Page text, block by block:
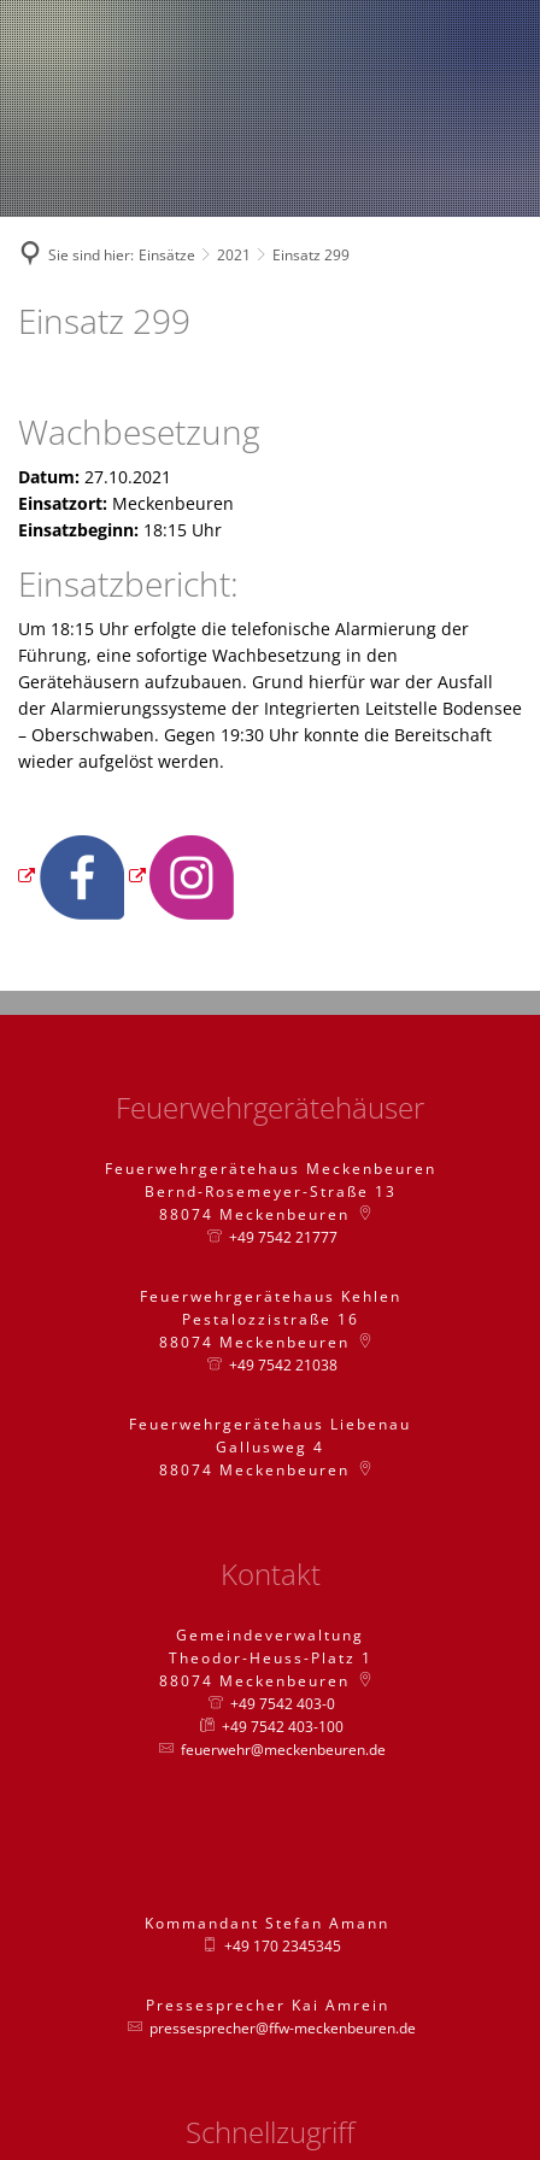
2024
2023
2022
2021
Fachgebiete und
Mannschaft
Jugend
Spielmannszug
Mitglied werden
A
A
A
Sie sind hier: Einsätze 2021 Einsatz 299
Einsatz 299
Wachbesetzung
Datum: 27.10.2021
Einsatzort: Meckenbeuren
Einsatzbeginn: 18:15 Uhr
Einsatzbericht:
Um 18:15 Uhr erfolgte die telefonische Alarmierung der
Führung, eine sofortige Wachbesetzung in den
Gerätehäusern aufzubauen. Grund hierfür war der Ausfall
der Alarmierungssysteme der Integrierten Leitstelle Bodensee
– Oberschwaben. Gegen 19:30 Uhr konnte die Bereitschaft
wieder aufgelöst werden.
Feuerwehrgerätehäuser
Feuerwehrgerätehaus Meckenbeuren
Bernd-Rosemeyer-Straße 13
88074 Meckenbeuren
+49 7542 21777
Feuerwehrgerätehaus Kehlen
Pestalozzistraße 16
88074 Meckenbeuren
+49 7542 21038
Feuerwehrgerätehaus Liebenau
Gallusweg 4
88074 Meckenbeuren
Kontakt
Gemeindeverwaltung
Theodor-Heuss-Platz 1
88074 Meckenbeuren
+49 7542 403-0
+49 7542 403-100
feuerwehr@meckenbeuren.de
Kommandant Stefan Amann
+49 170 2345345
Pressesprecher Kai Amrein
pressesprecher@ffw-meckenbeuren.de
Schnellzugriff